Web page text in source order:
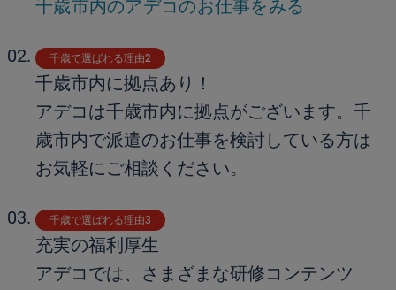
千歳市内のアデコのお仕事をみる
千歳で選ばれる理由2
千歳市内に拠点あり！
アデコは千歳市内に拠点がございます。千
歳市内で派遣のお仕事を検討している方は
お気軽にご相談ください。
千歳で選ばれる理由3
充実の福利厚生
アデコでは、さまざまな研修コンテンツ